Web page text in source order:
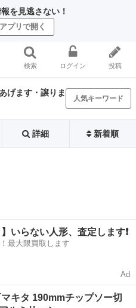
を見逃さない！
アプリで開く
検索 ログイン 投稿
げます・譲りま
人気キーワード
詳細 新着順
いらない人形、査定します❗️
最大限買取します
Ad
キタ 190mmチップソー切